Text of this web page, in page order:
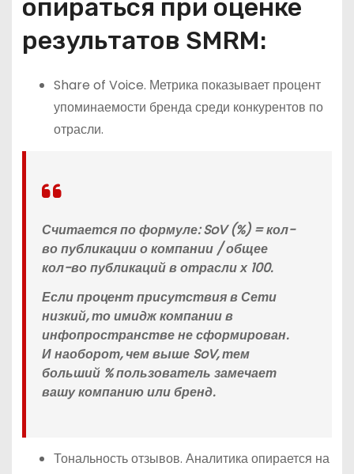
опираться при оценке
результатов SMRM:
Share of Voice. Метрика показывает процент
упоминаемости бренда среди конкурентов по
отрасли.
Считается по формуле: SoV (%) = кол-
во публикации о компании / общее
кол-во публикаций в отрасли х 100.
Если процент присутствия в Сети
низкий, то имидж компании в
инфопространстве не сформирован.
И наоборот, чем выше SoV, тем
больший % пользователь замечает
вашу компанию или бренд.
Тональность отзывов. Аналитика опирается на